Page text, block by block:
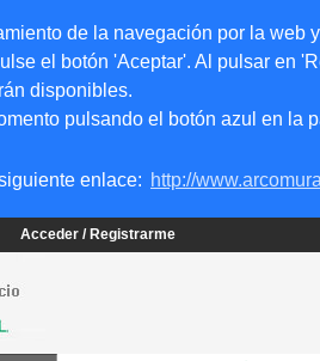
de la navegación por la web
el botón 'Aceptar'. Al pulsar en
disponibles.
pulsando el botón azul en la
enlace: http://
Acceder / Registrarme